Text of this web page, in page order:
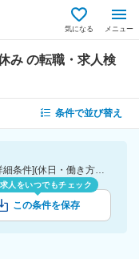
気になる メニュー
み の転職・求人検
条件で並び替え
[勤務地]鹿児島県 [業種]運輸・物流業界 [詳細条件](休日・働き方)土日祝休み
人をいつでもチェック
この条件を保存